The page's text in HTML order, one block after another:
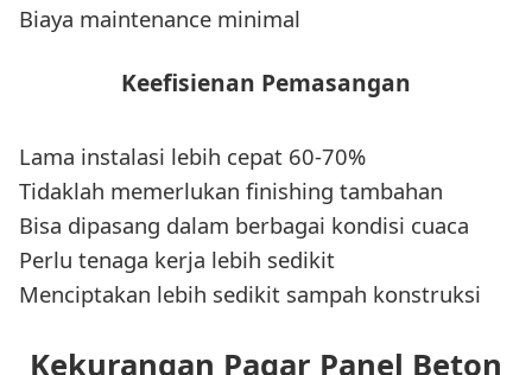
Biaya maintenance minimal
Keefisienan Pemasangan
Lama instalasi lebih cepat 60-70%
Tidaklah memerlukan finishing tambahan
Bisa dipasang dalam berbagai kondisi cuaca
Perlu tenaga kerja lebih sedikit
Menciptakan lebih sedikit sampah konstruksi
Kekurangan Pagar Panel Beton